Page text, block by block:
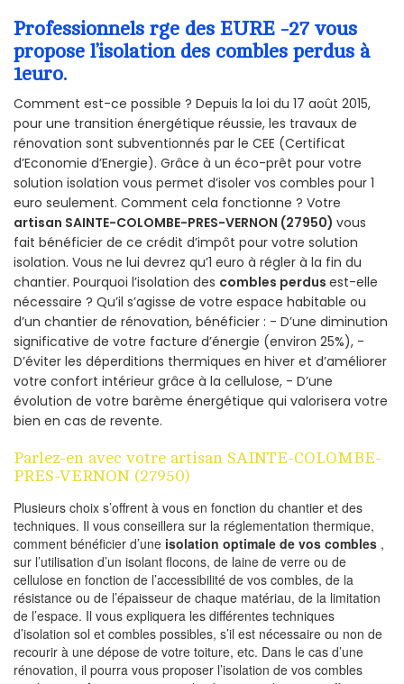
Professionnels rge des EURE -27 vous
propose l’isolation des combles perdus à
1euro.
Comment est-ce possible ? Depuis la loi du 17 août 2015,
pour une transition énergétique réussie, les travaux de
rénovation sont subventionnés par le CEE (Certificat
d’Economie d’Energie). Grâce à un éco-prêt pour votre
solution isolation vous permet d’isoler vos combles pour 1
euro seulement. Comment cela fonctionne ? Votre
artisan SAINTE-COLOMBE-PRES-VERNON (27950) vous
fait bénéficier de ce crédit d’impôt pour votre solution
isolation. Vous ne lui devrez qu’1 euro à régler à la fin du
chantier. Pourquoi l’isolation des combles perdus est-elle
nécessaire ? Qu’il s’agisse de votre espace habitable ou
d’un chantier de rénovation, bénéficier : - D’une diminution
significative de votre facture d’énergie (environ 25%), -
D’éviter les déperditions thermiques en hiver et d’améliorer
votre confort intérieur grâce à la cellulose, - D’une
évolution de votre barème énergétique qui valorisera votre
bien en cas de revente.
Parlez-en avec votre artisan SAINTE-COLOMBE-
PRES-VERNON (27950)
Plusieurs choix s’offrent à vous en fonction du chantier et des
techniques. Il vous conseillera sur la réglementation thermique,
comment bénéficier d’une isolation optimale de vos combles ,
sur l’utilisation d’un isolant flocons, de laine de verre ou de
cellulose en fonction de l’accessibilité de vos combles, de la
résistance ou de l’épaisseur de chaque matériau, de la limitation
de l’espace. Il vous expliquera les différentes techniques
d’isolation sol et combles possibles, s’il est nécessaire ou non de
recourir à une dépose de votre toiture, etc. Dans le cas d’une
rénovation, il pourra vous proposer l’isolation de vos combles